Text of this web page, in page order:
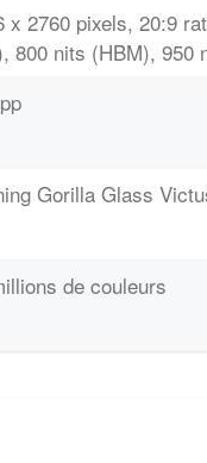
x 2760 pixels, 20:9
800 nits (HBM), 950
Gorilla Glass
de couleurs